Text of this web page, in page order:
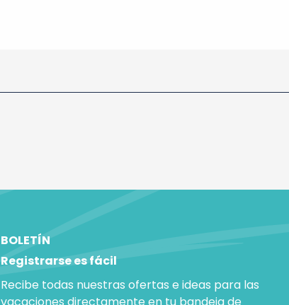
BOLETÍN
Registrarse es fácil
Recibe todas nuestras ofertas e ideas para las